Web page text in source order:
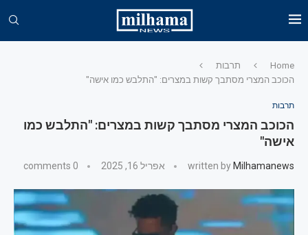
Home
תרבות
הכוכב המצרי מסתבך קשות במצרים: "התלבש כמו אישה"
תרבות
הכוכב המצרי מסתבך קשות במצרים: "התלבש כמו
אישה"
written by Milhamanews אפריל 16, 2025 0 comments